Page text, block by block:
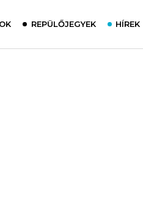
REPÜLŐJEGYEK HÍREK